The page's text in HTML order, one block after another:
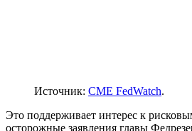
Источник: CME FedWatch.
Это поддерживает интерес к
осторожные заявления главы